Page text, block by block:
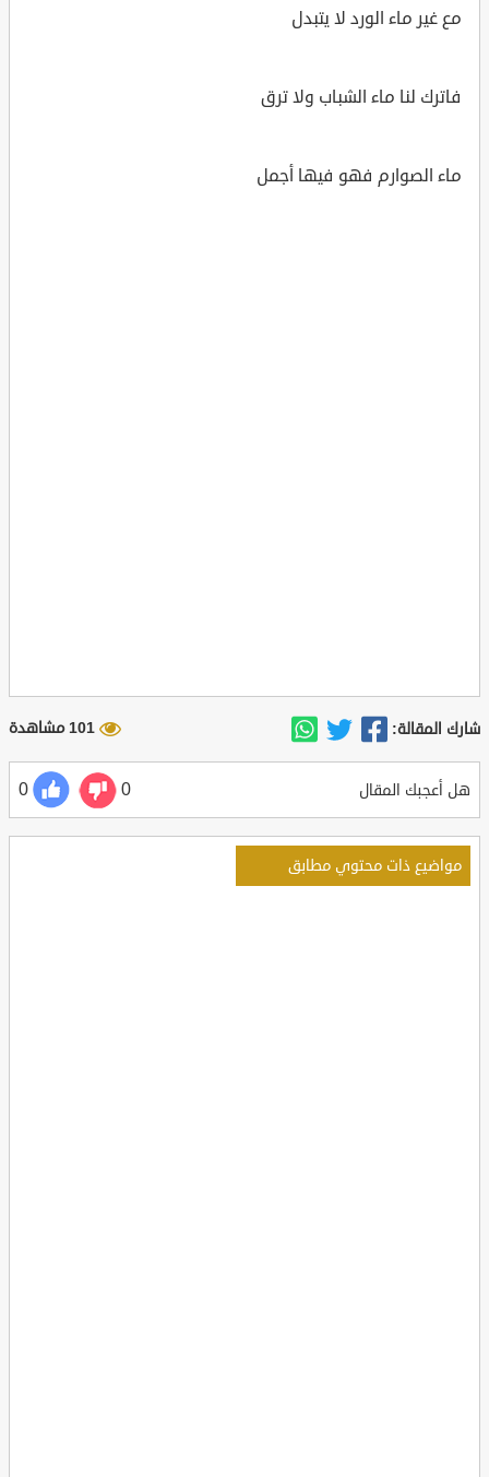
مع غير ماء الورد لا يتبدل
فاترك لنا ماء الشباب ولا ترق
ماء الصوارم فهو فيها أجمل
شارك المقالة: 101 مشاهدة
هل أعجبك المقال 0
0
مواضيع ذات محتوي مطابق